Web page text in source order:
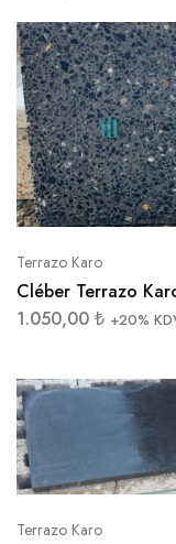
Terrazo Karo
Cléber Terrazo
1.050,00 ₺ +20%
Terrazo Karo